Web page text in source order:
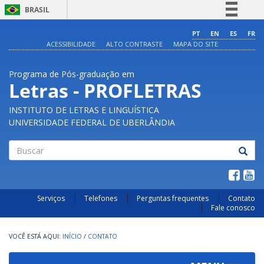
BRASIL
Comunica BR
Legislação
PT EN ES
FR
ACESSIBILIDADE
ALTO CONTRASTE MAPA DO SITE
Programa de Pós-graduação em
Letras - PROFLETRAS
INSTITUTO DE LETRAS E LINGUÍSTICA
UNIVERSIDADE FEDERAL DE UBERLÂNDIA
Serviços Telefones Perguntas frequentes
Contato
Fale conosco
INÍCIO / CONTATO